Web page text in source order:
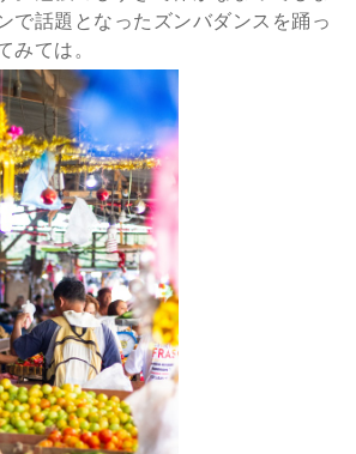
で話題となったズンバダンスを踊っ
ては。